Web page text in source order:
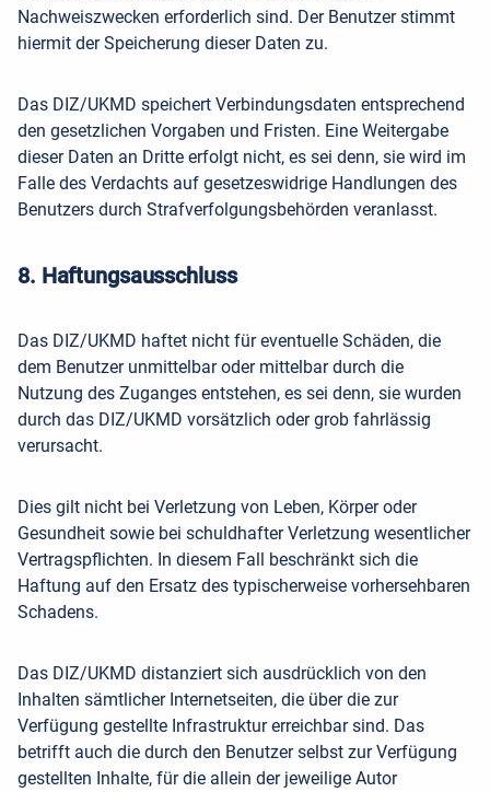
Nachweiszwecken erforderlich sind. Der Benutzer stimmt
hiermit der Speicherung dieser Daten zu.
Das DIZ/UKMD speichert Verbindungsdaten entsprechend
den gesetzlichen Vorgaben und Fristen. Eine Weitergabe
dieser Daten an Dritte erfolgt nicht, es sei denn, sie wird im
Falle des Verdachts auf gesetzeswidrige Handlungen des
Benutzers durch Strafverfolgungsbehörden veranlasst.
8. Haftungsausschluss
Das DIZ/UKMD haftet nicht für eventuelle Schäden, die
dem Benutzer unmittelbar oder mittelbar durch die
Nutzung des Zuganges entstehen, es sei denn, sie wurden
durch das DIZ/UKMD vorsätzlich oder grob fahrlässig
verursacht.
Dies gilt nicht bei Verletzung von Leben, Körper oder
Gesundheit sowie bei schuldhafter Verletzung wesentlicher
Vertragspflichten. In diesem Fall beschränkt sich die
Haftung auf den Ersatz des typischerweise vorhersehbaren
Schadens.
Das DIZ/UKMD distanziert sich ausdrücklich von den
Inhalten sämtlicher Internetseiten, die über die zur
Verfügung gestellte Infrastruktur erreichbar sind. Das
betrifft auch die durch den Benutzer selbst zur Verfügung
gestellten Inhalte, für die allein der jeweilige Autor